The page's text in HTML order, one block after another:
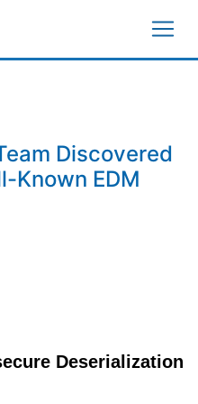
Discovered
Known EDM
Deserialization